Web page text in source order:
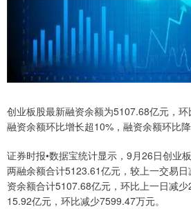
创业板股最新融资余额为5107.68亿元，
融资余额环比增长超10%，融资余额环比
证券时报•数据宝统计显示，9月26日创业
两融余额合计5123.61亿元，较上一交易
资余额合计5107.68亿元，环比上一日减
15.92亿元，环比减少7599.47万元。